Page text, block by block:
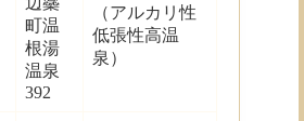
町温
根湯
温泉
392
（アルカリ性
低張性高温
泉）